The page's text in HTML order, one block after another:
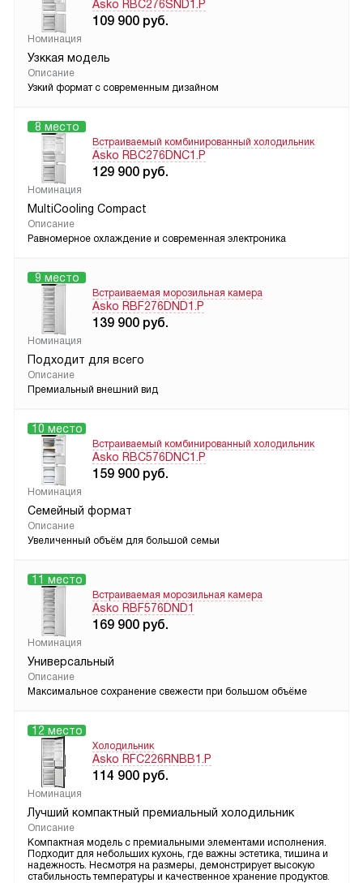
Asko RBC276SND1.P
109 900 руб.
Номинация
Узккая модель
Описание
Узкий формат с современным дизайном
8 место
Встраиваемый комбинированный холодильник
Asko RBC276DNC1.P
129 900 руб.
Номинация
MultiCooling Compact
Описание
Равномерное охлаждение и современная электроника
9 место
Встраиваемая морозильная камера
Asko RBF276DND1.P
139 900 руб.
Номинация
Подходит для всего
Описание
Премиальный внешний вид
10 место
Встраиваемый комбинированный холодильник
Asko RBC576DNC1.P
159 900 руб.
Номинация
Семейный формат
Описание
Увеличенный объём для большой семьи
11 место
Встраиваемая морозильная камера
Asko RBF576DND1
169 900 руб.
Номинация
Универсальный
Описание
Максимальное сохранение свежести при большом объёме
12 место
Холодильник
Asko RFC226RNBB1.P
114 900 руб.
Номинация
Лучший компактный премиальный холодильник
Описание
Компактная модель с премиальными элементами исполнения.
Подходит для небольших кухонь, где важны эстетика, тишина и
надежность. Несмотря на размеры, демонстрирует высокую
стабильность температуры и качественное хранение продуктов.